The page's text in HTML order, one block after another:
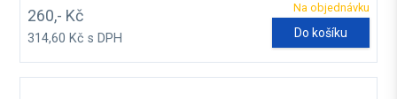
Na objednávku
260,- Kč
314,60 Kč s DPH Do košíku